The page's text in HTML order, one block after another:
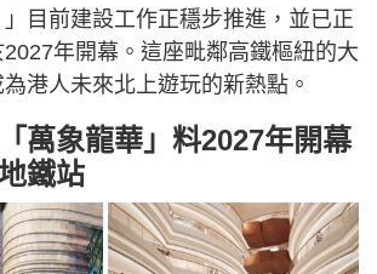
目前建設工作正穩步推進，並已正
年開幕。這座毗鄰高鐵樞紐的大
港人未來北上遊玩的新熱點。
萬象龍華」料2027年開幕
鐵站